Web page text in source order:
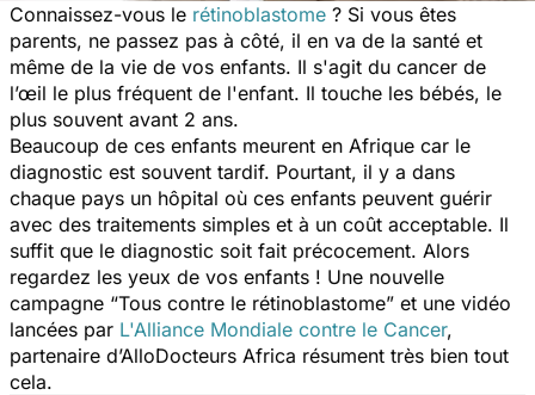
Connaissez-vous le rétinoblastome ? Si vous êtes
parents, ne passez pas à côté, il en va de la santé et
même de la vie de vos enfants. Il s'agit du cancer de
l’œil le plus fréquent de l'enfant. Il touche les bébés, le
plus souvent avant 2 ans.
Beaucoup de ces enfants meurent en Afrique car le
diagnostic est souvent tardif. Pourtant, il y a dans
chaque pays un hôpital où ces enfants peuvent guérir
avec des traitements simples et à un coût acceptable. Il
suffit que le diagnostic soit fait précocement. Alors
regardez les yeux de vos enfants ! Une nouvelle
campagne “Tous contre le rétinoblastome” et une vidéo
lancées par L'Alliance Mondiale contre le Cancer,
partenaire d’AlloDocteurs Africa résument très bien tout
cela.